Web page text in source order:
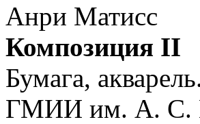
Анри Матисс
Композиция II
Бумага,
ГМИИ им. А. С.